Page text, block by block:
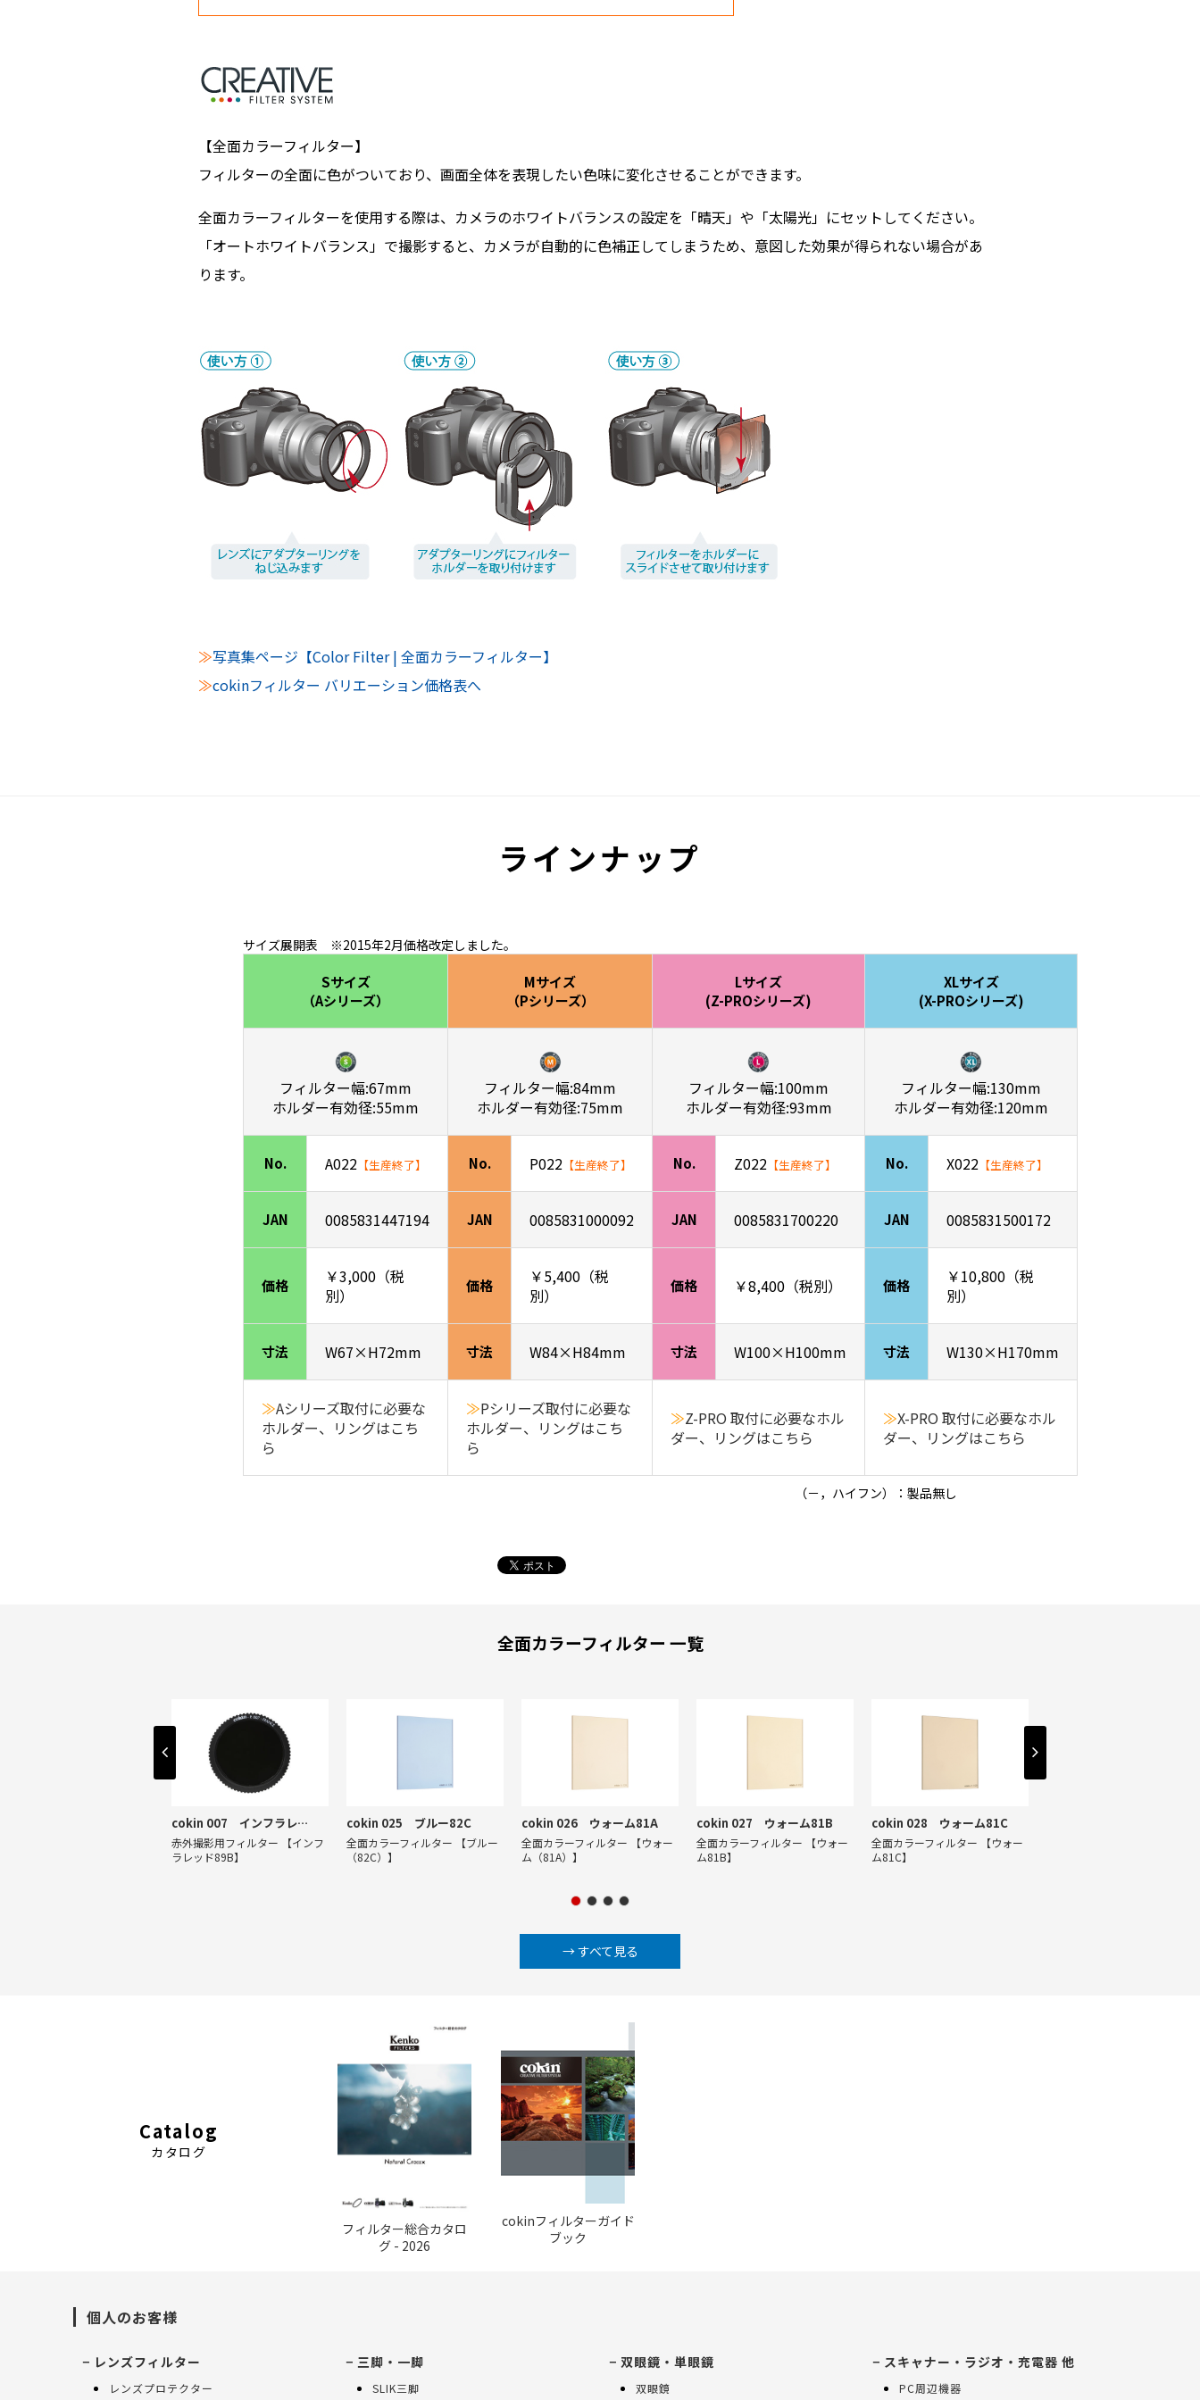
【全面カラーフィルター】
フィルターの全面に色がついており、画面全体を表現したい色味に変化させることができます。
全面カラーフィルターを使用する際は、カメラのホワイトバランスの設定を「晴天」や「太陽光」にセットしてください。
「オートホワイトバランス」で撮影すると、カメラが自動的に色補正してしまうため、意図した効果が得られない場合があ
ります。
≫写真集ページ【Color Filter | 全面カラーフィルター】
≫cokinフィルター バリエーション価格表へ
ラインナップ
サイズ展開表 ※2015年2月価格改定しました。
Sサイズ
（Aシリーズ）
Mサイズ
（Pシリーズ）
Lサイズ
(Z-PROシリーズ)
XLサイズ
(X-PROシリーズ)
フィルター幅:67mm
ホルダー有効径:55mm
フィルター幅:84mm
ホルダー有効径:75mm
フィルター幅:100mm
ホルダー有効径:93mm
フィルター幅:130mm
ホルダー有効径:120mm
No. A022 【生産終了】 No. P022 【生産終了】 No. Z022 【生産終了】 No. X022 【生産終了】
JAN 0085831447194 JAN 0085831000092 JAN 0085831700220 JAN 0085831500172
価格
￥3,000（税
別）
価格
￥5,400（税
別）
価格 ￥8,400（税別） 価格
￥10,800（税
別）
寸法 W67×H72mm 寸法 W84×H84mm 寸法 W100×H100mm 寸法 W130×H170mm
≫Aシリーズ取付に必要な
ホルダー、リングはこち
ら
≫Pシリーズ取付に必要な
ホルダー、リングはこち
ら
≫Z-PRO 取付に必要なホル
ダー、リングはこちら
≫X-PRO 取付に必要なホル
ダー、リングはこちら
（－，ハイフン）：製品無し
全面カラーフィルター 一覧
cokin 007 インフラレッド89B
赤外撮影用フィルター 【インフ
ラレッド89B】
cokin 025 ブルー82C
全面カラーフィルター 【ブルー
（82C）】
cokin 026 ウォーム81A
全面カラーフィルター 【ウォー
ム（81A）】
cokin 027 ウォーム81B
全面カラーフィルター 【ウォー
ム81B】
cokin 028 ウォーム81C
全面カラーフィルター 【ウォー
ム81C】
→ すべて見る
Catalog
カタログ
フィルター総合カタロ
グ - 2026
cokinフィルターガイド
ブック
個人のお客様
レンズフィルター
レンズプロテクター
三脚・一脚
SLIK三脚
双眼鏡・単眼鏡
双眼鏡
スキャナー・ラジオ・充電器 他
PC周辺機器